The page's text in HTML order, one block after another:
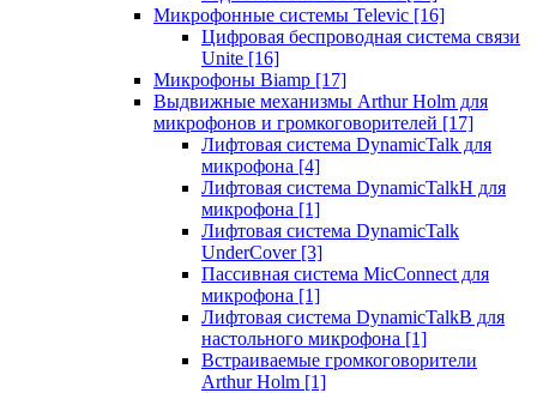
Микрофонные системы Televic [16]
Цифровая беспроводная система связи
Unite [16]
Микрофоны Biamp [17]
Выдвижные механизмы Arthur Holm для
микрофонов и громкоговорителей [17]
Лифтовая система DynamicTalk для
микрофона [4]
Лифтовая система DynamicTalkH для
микрофона [1]
Лифтовая система DynamicTalk
UnderCover [3]
Пассивная система MicConnect для
микрофона [1]
Лифтовая система DynamicTalkB для
настольного микрофона [1]
Встраиваемые громкоговорители
Arthur Holm [1]